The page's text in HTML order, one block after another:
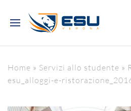
Home » Servizi allo studente »
esu_alloggi-e-